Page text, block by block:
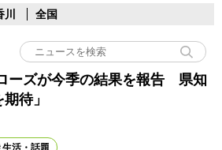
全国
ーズが今季の結果を報告 県知
待」
生活・話題